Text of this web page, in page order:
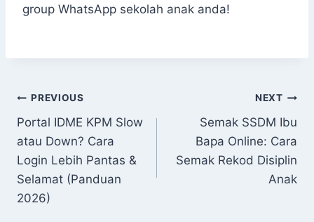
group WhatsApp sekolah anak anda!
Post
navigation
PREVIOUS
Portal IDME KPM Slow
atau Down? Cara
Login Lebih Pantas &
Selamat (Panduan
2026)
NEXT
Semak SSDM Ibu
Bapa Online: Cara
Semak Rekod Disiplin
Anak